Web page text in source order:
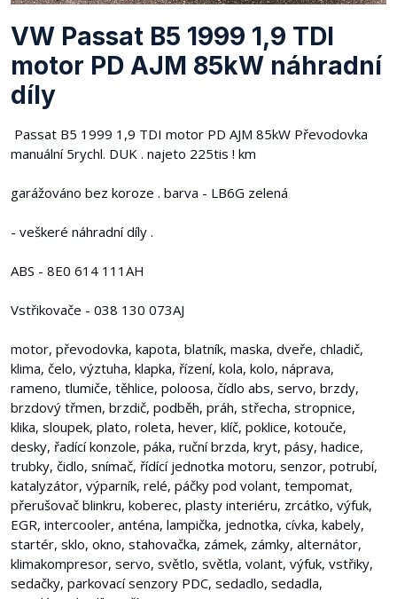
VW Passat B5 1999 1,9 TDI
motor PD AJM 85kW náhradní
díly
Passat B5 1999 1,9 TDI motor PD AJM 85kW Převodovka
manuální 5rychl. DUK . najeto 225tis ! km
garážováno bez koroze . barva - LB6G zelená
- veškeré náhradní díly .
ABS - 8E0 614 111AH
Vstřikovače - 038 130 073AJ
motor, převodovka, kapota, blatník, maska, dveře, chladič,
klima, čelo, výztuha, klapka, řízení, kola, kolo, náprava,
rameno, tlumiče, těhlice, poloosa, čídlo abs, servo, brzdy,
brzdový třmen, brzdič, podběh, práh, střecha, stropnice,
klika, sloupek, plato, roleta, hever, klíč, poklice, kotouče,
desky, řadící konzole, páka, ruční brzda, kryt, pásy, hadice,
trubky, čidlo, snímač, řídící jednotka motoru, senzor, potrubí,
katalyzátor, výparník, relé, páčky pod volant, tempomat,
přerušovač blinkru, koberec, plasty interiéru, zrcátko, výfuk,
EGR, intercooler, anténa, lampička, jednotka, cívka, kabely,
startér, sklo, okno, stahovačka, zámek, zámky, alternátor,
klimakompresor, servo, světlo, světla, volant, výfuk, vstřiky,
sedačky, parkovací senzory PDC, sedadlo, sedadla,